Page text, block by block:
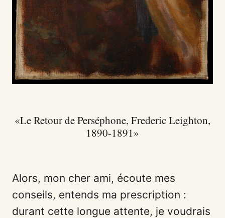
Le Retour de Perséphone, Frederic Leighton,
1890-1891
Alors, mon cher ami, écoute mes
conseils, entends ma prescription :
durant cette longue attente, je voudrais